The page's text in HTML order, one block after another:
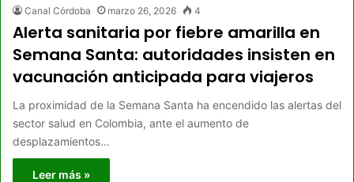
Canal Córdoba marzo 26, 2026 4
Alerta sanitaria por fiebre amarilla en
Semana Santa: autoridades insisten en
vacunación anticipada para viajeros
La proximidad de la Semana Santa ha encendido las alertas del
sector salud en Colombia, ante el aumento de
desplazamientos…
Leer más »